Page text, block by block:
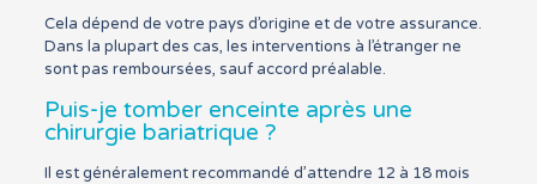
Cela dépend de votre pays d’origine et de votre assurance.
Dans la plupart des cas, les interventions à l’étranger ne
sont pas remboursées, sauf accord préalable.
Puis-je tomber enceinte après une
chirurgie bariatrique ?
Il est généralement recommandé d’attendre 12 à 18 mois